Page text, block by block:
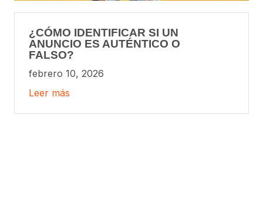
¿CÓMO IDENTIFICAR SI UN
ANUNCIO ES AUTÉNTICO O
FALSO?
febrero 10, 2026
Leer más